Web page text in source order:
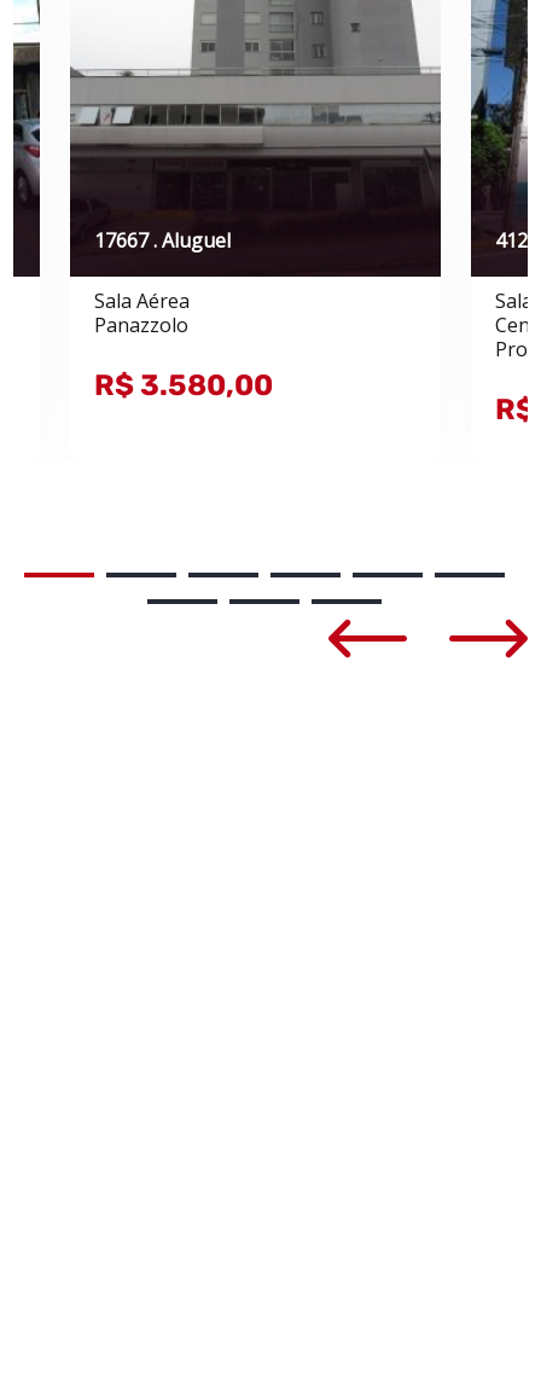
17667 . Aluguel
Sala Aérea
Panazzolo
R$ 3.580,00
Sala